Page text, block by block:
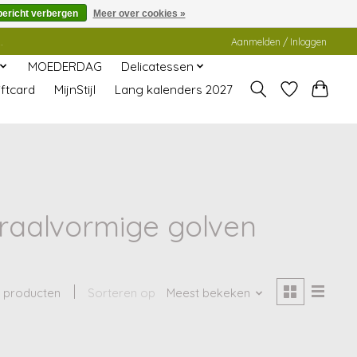
Aanmelden / Inloggen
MOEDERDAG
Delicatessen
MijnStijl
Lang kalenders 2027
golven
producten Sorteren op Meest bekeken
verbergen Meer over cookies »